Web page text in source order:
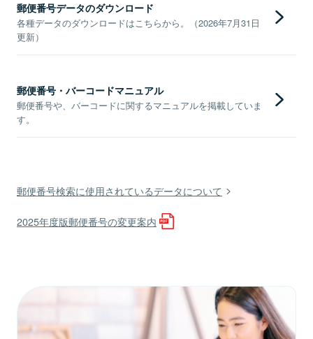
郵便番号データのダウンロード
各種データのダウンロードはこちらから。（2026年7月31日
更新）
郵便番号・バーコードマニュアル
郵便番号や、バーコードに関するマニュアルを掲載していま
す。
郵便番号検索に使用されているデータについて
2025年度版郵便番号の変更案内